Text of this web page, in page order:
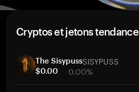
Cryptos et jetons tendance
The SisypussSISYPUSS
$0.00 0.00%